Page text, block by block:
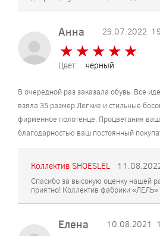
Анна 29.07.2022
★ ★ ★ ★ ★
★ ★ ★ ★ ★
Цвет: черный
В очередной раз заказала обувь .Все
взяла 35 размер.Легкие и стильные
фирменное полотенце. Процветания
благодарностью ваш постоянный
Коллектив SHOESLEL
Спасибо за высокую оценку нашей
приятно! Коллектив фабрики «ЛЕЛЬ»
Елена 10.08.2021